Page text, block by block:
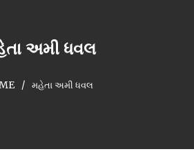
અમી ધવલ
મહેતા અમી ધવલ